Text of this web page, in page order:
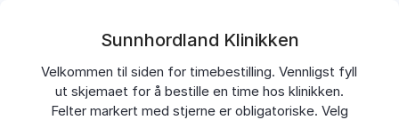
Sunnhordland Klinikken
Velkommen til siden for timebestilling. Vennligst fyll
ut skjemaet for å bestille en time hos klinikken.
Felter markert med stjerne er obligatoriske. Velg